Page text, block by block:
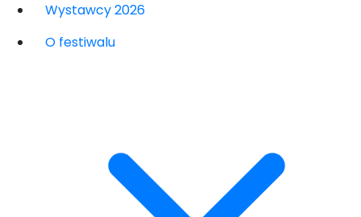
Wystawcy 2026
O festiwalu